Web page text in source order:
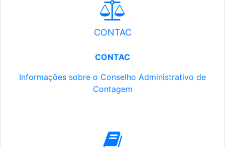
CONTAC
CONTAC
Informações sobre o Conselho Administrativo de
Contagem